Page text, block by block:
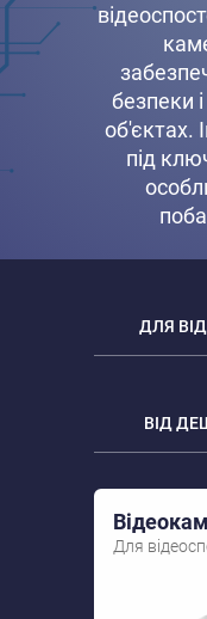
безпеки
об'єктах.
під
ДЛЯ
WI-FI РОУТЕРИ
ДЛЯ
ВІД
Від
Для